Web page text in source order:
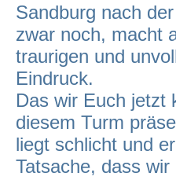
Sandburg nach
zwar noch, macht
traurigen und
Eindruck.
Das wir Euch jetzt
diesem Turm
liegt schlicht und
Tatsache, dass